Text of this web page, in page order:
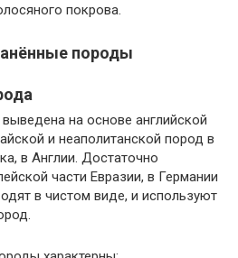
покрова.
породы
на основе английской
и неаполитанской пород в
в Англии. Достаточно
части Евразии, в Германии
в чистом виде, и используют